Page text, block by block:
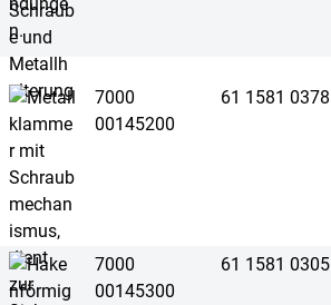
7000
00145200
61 1581 0378
7000
00145300
61 1581 0305